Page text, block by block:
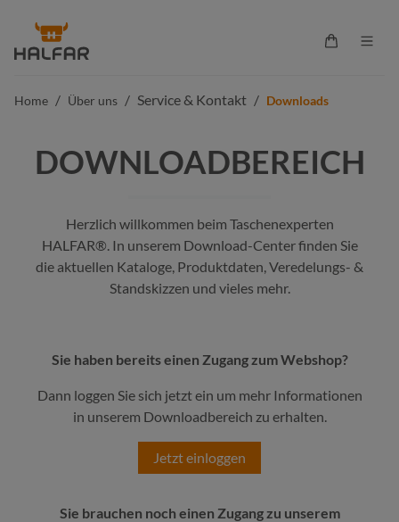
springen
Home / Über uns / Service & Kontakt / Downloads
DOWNLOADBEREICH
Herzlich willkommen beim Taschenexperten
HALFAR®. In unserem Download-Center finden Sie
die aktuellen Kataloge, Produktdaten, Veredelungs- &
Standskizzen und vieles mehr.
Sie haben bereits einen Zugang zum Webshop?
Dann loggen Sie sich jetzt ein um mehr Informationen
in unserem Downloadbereich zu erhalten.
Jetzt einloggen
Sie brauchen noch einen Zugang zu unserem